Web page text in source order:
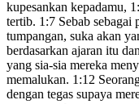
kupesankan kepadamu,
tertib. 1:7 Sebab sebagai
tumpangan, suka akan
berdasarkan ajaran itu
yang sia-sia mereka
memalukan. 1:12
dengan tegas supaya